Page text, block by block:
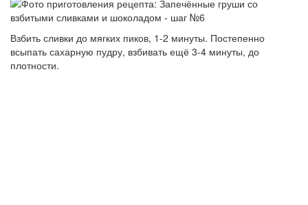
Взбить сливки до мягких пиков, 1-2 минуты. Постепенно
всыпать сахарную пудру, взбивать ещё 3-4 минуты, до
плотности.